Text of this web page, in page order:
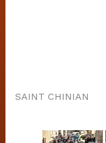
SAINT CHINIAN